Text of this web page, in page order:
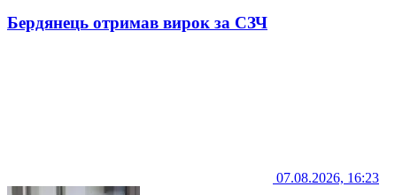
Бердянець отримав вирок за СЗЧ
07.08.2026, 16:23